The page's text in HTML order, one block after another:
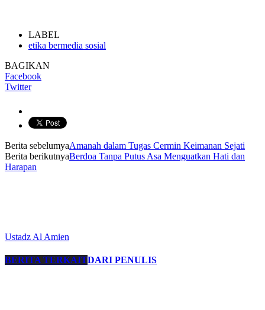
LABEL
etika bermedia sosial
BAGIKAN
Facebook
Twitter
Berita sebelumyaAmanah dalam Tugas Cermin Keimanan Sejati
Berita berikutnyaBerdoa Tanpa Putus Asa Menguatkan Hati dan
Harapan
Ustadz Al Amien
BERITA TERKAITDARI PENULIS